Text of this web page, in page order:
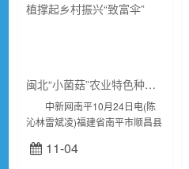
闽北“小菌菇”农业特色种植撑起乡村振兴“致富伞”
中新网南平10月24日电(陈
沁林雷斌凌)福建省南平市顺昌县
内，一朵朵、一簇簇姬松茸破土
11-04